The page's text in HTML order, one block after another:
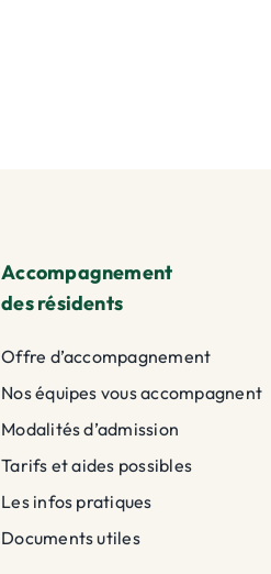
Accompagnement
des résidents
Offre d’accompagnement
Nos équipes vous accompagnent
Modalités d’admission
Tarifs et aides possibles
Les infos pratiques
Documents utiles